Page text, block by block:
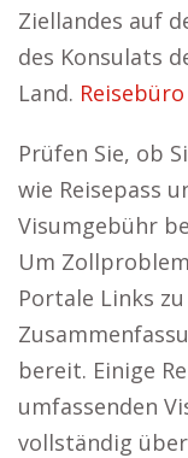
Ziellandes auf
des Konsulats
Land.
Prüfen Sie, ob
wie Reisepass
Visumgebühr
Um
Portale Links
bereit. Einige
umfassenden
vollständig